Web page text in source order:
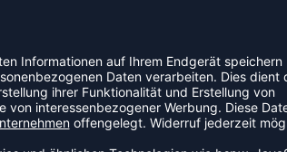
ab. Durch das elastische, 2
ist dann optimal, wenn diese den